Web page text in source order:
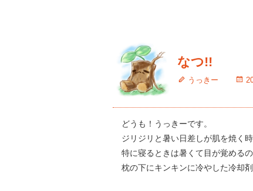
なつ!!
うっきー
どうも！うっきーです。
ジリジリと暑い日差しが肌を焼く
特に寝るときは暑くて目が覚めるの
枕の下にキンキンに冷やした冷却